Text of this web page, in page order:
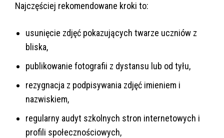
Najczęściej rekomendowane kroki to:
usunięcie zdjęć pokazujących twarze uczniów z
bliska,
publikowanie fotografii z dystansu lub od tyłu,
rezygnacja z podpisywania zdjęć imieniem i
nazwiskiem,
regularny audyt szkolnych stron internetowych i
profili społecznościowych,